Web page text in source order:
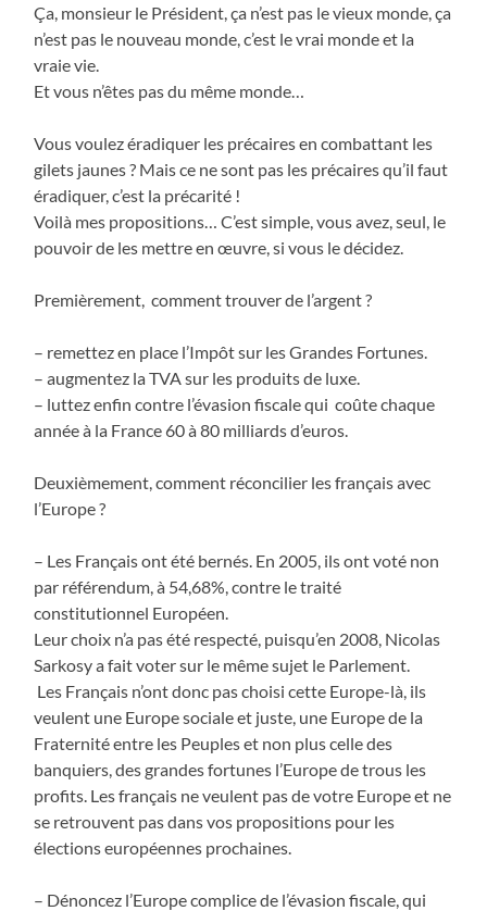
Ça, monsieur le Président, ça n’est pas le vieux monde, ça
n’est pas le nouveau monde, c’est le vrai monde et la
vraie vie.
Et vous n’êtes pas du même monde…
Vous voulez éradiquer les précaires en combattant les
gilets jaunes ? Mais ce ne sont pas les précaires qu’il faut
éradiquer, c’est la précarité !
Voilà mes propositions… C’est simple, vous avez, seul, le
pouvoir de les mettre en œuvre, si vous le décidez.
Premièrement, comment trouver de l’argent ?
– remettez en place l’Impôt sur les Grandes Fortunes.
– augmentez la TVA sur les produits de luxe.
– luttez enfin contre l’évasion fiscale qui coûte chaque
année à la France 60 à 80 milliards d’euros.
Deuxièmement, comment réconcilier les français avec
l’Europe ?
– Les Français ont été bernés. En 2005, ils ont voté non
par référendum, à 54,68%, contre le traité
constitutionnel Européen.
Leur choix n’a pas été respecté, puisqu’en 2008, Nicolas
Sarkosy a fait voter sur le même sujet le Parlement.
Les Français n’ont donc pas choisi cette Europe-là, ils
veulent une Europe sociale et juste, une Europe de la
Fraternité entre les Peuples et non plus celle des
banquiers, des grandes fortunes l’Europe de trous les
profits. Les français ne veulent pas de votre Europe et ne
se retrouvent pas dans vos propositions pour les
élections européennes prochaines.
– Dénoncez l’Europe complice de l’évasion fiscale, qui